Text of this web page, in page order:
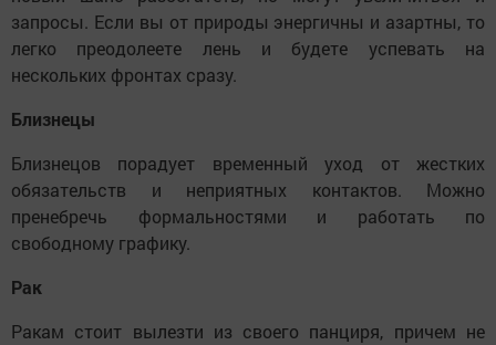
запросы. Если вы от природы энергичны и азартны, то
легко преодолеете лень и будете успевать на
нескольких фронтах сразу.
Близнецы
Близнецов порадует временный уход от жестких
обязательств и неприятных контактов. Можно
пренебречь формальностями и работать по
свободному графику.
Рак
Ракам стоит вылезти из своего панциря, причем не